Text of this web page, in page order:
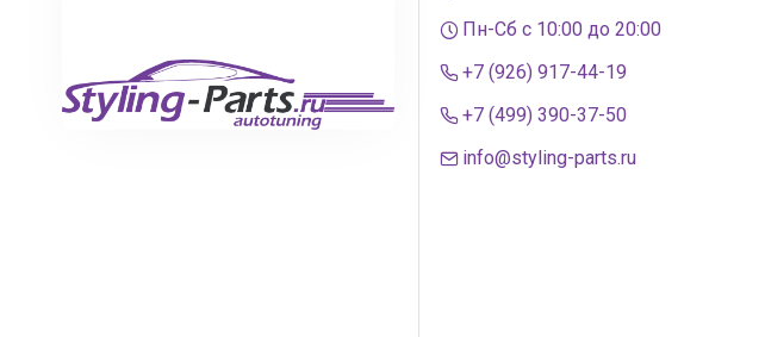
Пн-Сб с 10:00 до 20:00
+7 (926) 917-44-19
+7 (499) 390-37-50
info@styling-parts.ru